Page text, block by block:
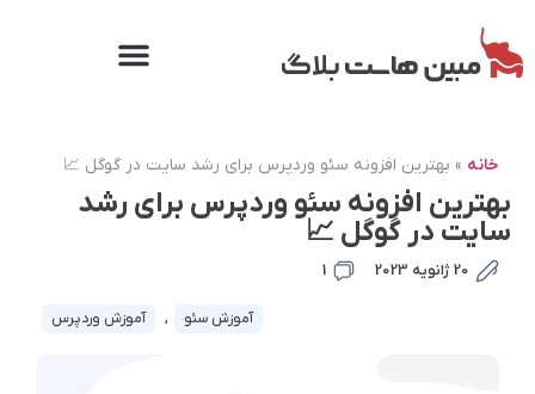
خانه » بهترین افزونه‌ سئو وردپرس برای رشد سایت در گوگل 📈
بهترین افزونه‌ سئو وردپرس برای رشد
سایت در گوگل 📈
20 ژانویه 2023 1
آموزش سئو , آموزش وردپرس